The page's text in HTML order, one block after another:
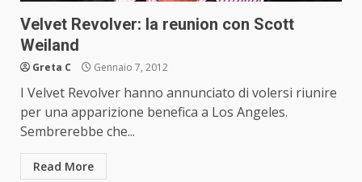
Velvet Revolver: la reunion con Scott
Weiland
Greta C Gennaio 7, 2012
I Velvet Revolver hanno annunciato di volersi riunire
per una apparizione benefica a Los Angeles.
Sembrerebbe che...
Read More